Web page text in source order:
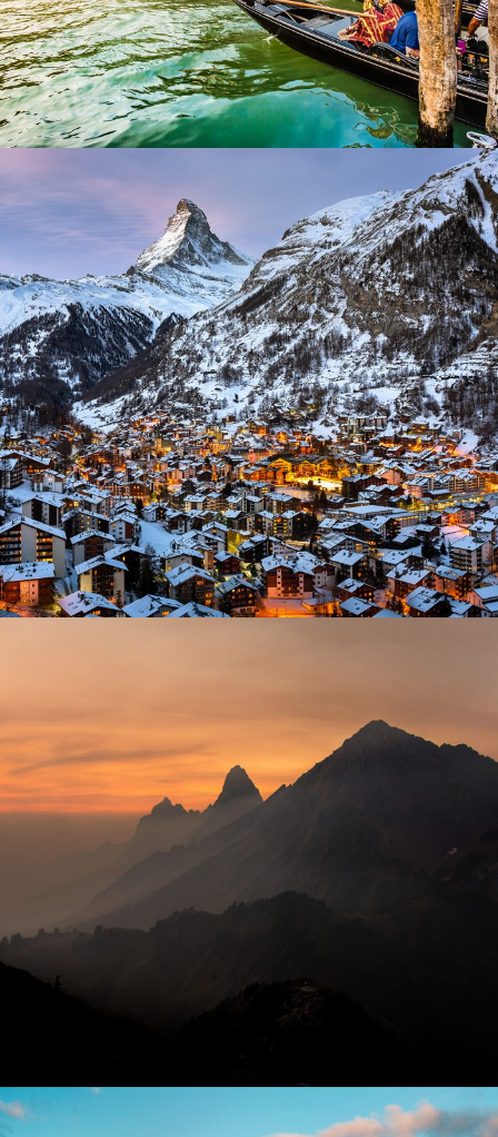
Zermatt Switzerland
Ocean / Tour
Adventure /